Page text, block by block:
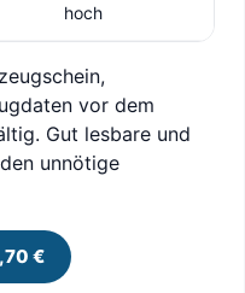
hoch
vor dem
Gut lesbare und
unnötige
€